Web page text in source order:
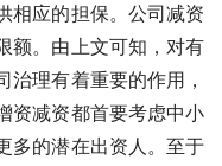
相应的担保。公司减资
额。由上文可知，对有
治理有着重要的作用，
资减资都首要考虑中小
多的潜在出资人。至于